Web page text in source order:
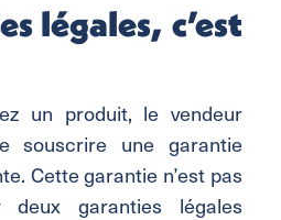
légales, c’est
un produit, le vendeur
souscrire une garantie
Cette garantie n’est pas
garanties légales